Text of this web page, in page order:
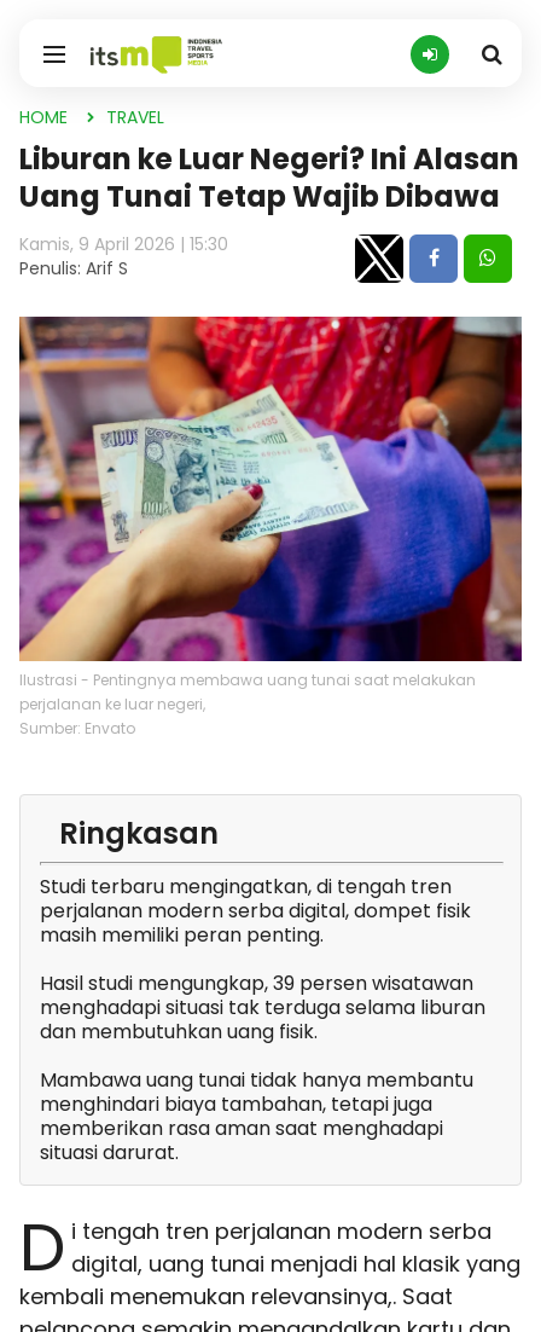
HOME TRAVEL
Liburan ke Luar Negeri? Ini Alasan
Uang Tunai Tetap Wajib Dibawa
Kamis, 9 April 2026 | 15:30
Penulis: Arif S
Ilustrasi - Pentingnya membawa uang tunai saat melakukan
perjalanan ke luar negeri,
Sumber: Envato
Ringkasan
Studi terbaru mengingatkan, di tengah tren
perjalanan modern serba digital, dompet fisik
masih memiliki peran penting.
Hasil studi mengungkap, 39 persen wisatawan
menghadapi situasi tak terduga selama liburan
dan membutuhkan uang fisik.
Mambawa uang tunai tidak hanya membantu
menghindari biaya tambahan, tetapi juga
memberikan rasa aman saat menghadapi
situasi darurat.
D i tengah tren perjalanan modern serba
digital, uang tunai menjadi hal klasik yang
kembali menemukan relevansinya,. Saat